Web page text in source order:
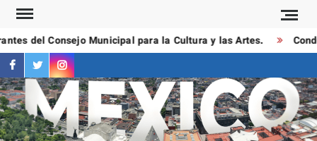
Saltar
contenido
del Consejo Municipal para la Cultura y las Artes.
facebook
twitterinstagram